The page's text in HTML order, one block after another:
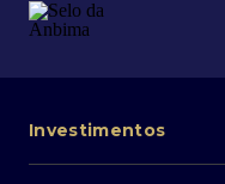
Investimentos